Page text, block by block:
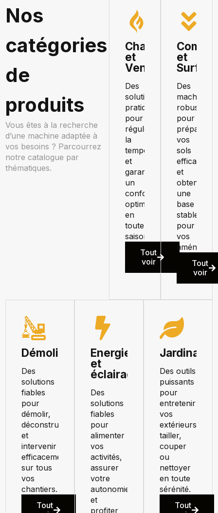
Nos
catégories
de
produits
Vous êtes à la recherche
d’une machine adaptée à
vos besoins ? Parcourrez
notre catalogue par
thématiques.
Chauffage
et
Ventilation
Des
solutions
pratiques
pour
réguler
la
température
et
garantir
un
confort
optimal
en
toute
saison.
Tout
voir
et
Des
machines
robustes
pour
préparer
vos
sols
et
obtenir
une
base
stable
pour
vos
Tout
voir
Démolition
Des
solutions
fiables
pour
démolir,
déconstruire
et
intervenir
efficacement
sur tous
vos
chantiers.
Tout
Energie
et
éclairage
Des
solutions
fiables
pour
alimenter
vos
activités,
assurer
votre
autonomie
et
profiter
Jardinage
Des outils
puissants
pour
entretenir
vos
extérieurs,
tailler,
couper
ou
nettoyer
en toute
sérénité.
Tout